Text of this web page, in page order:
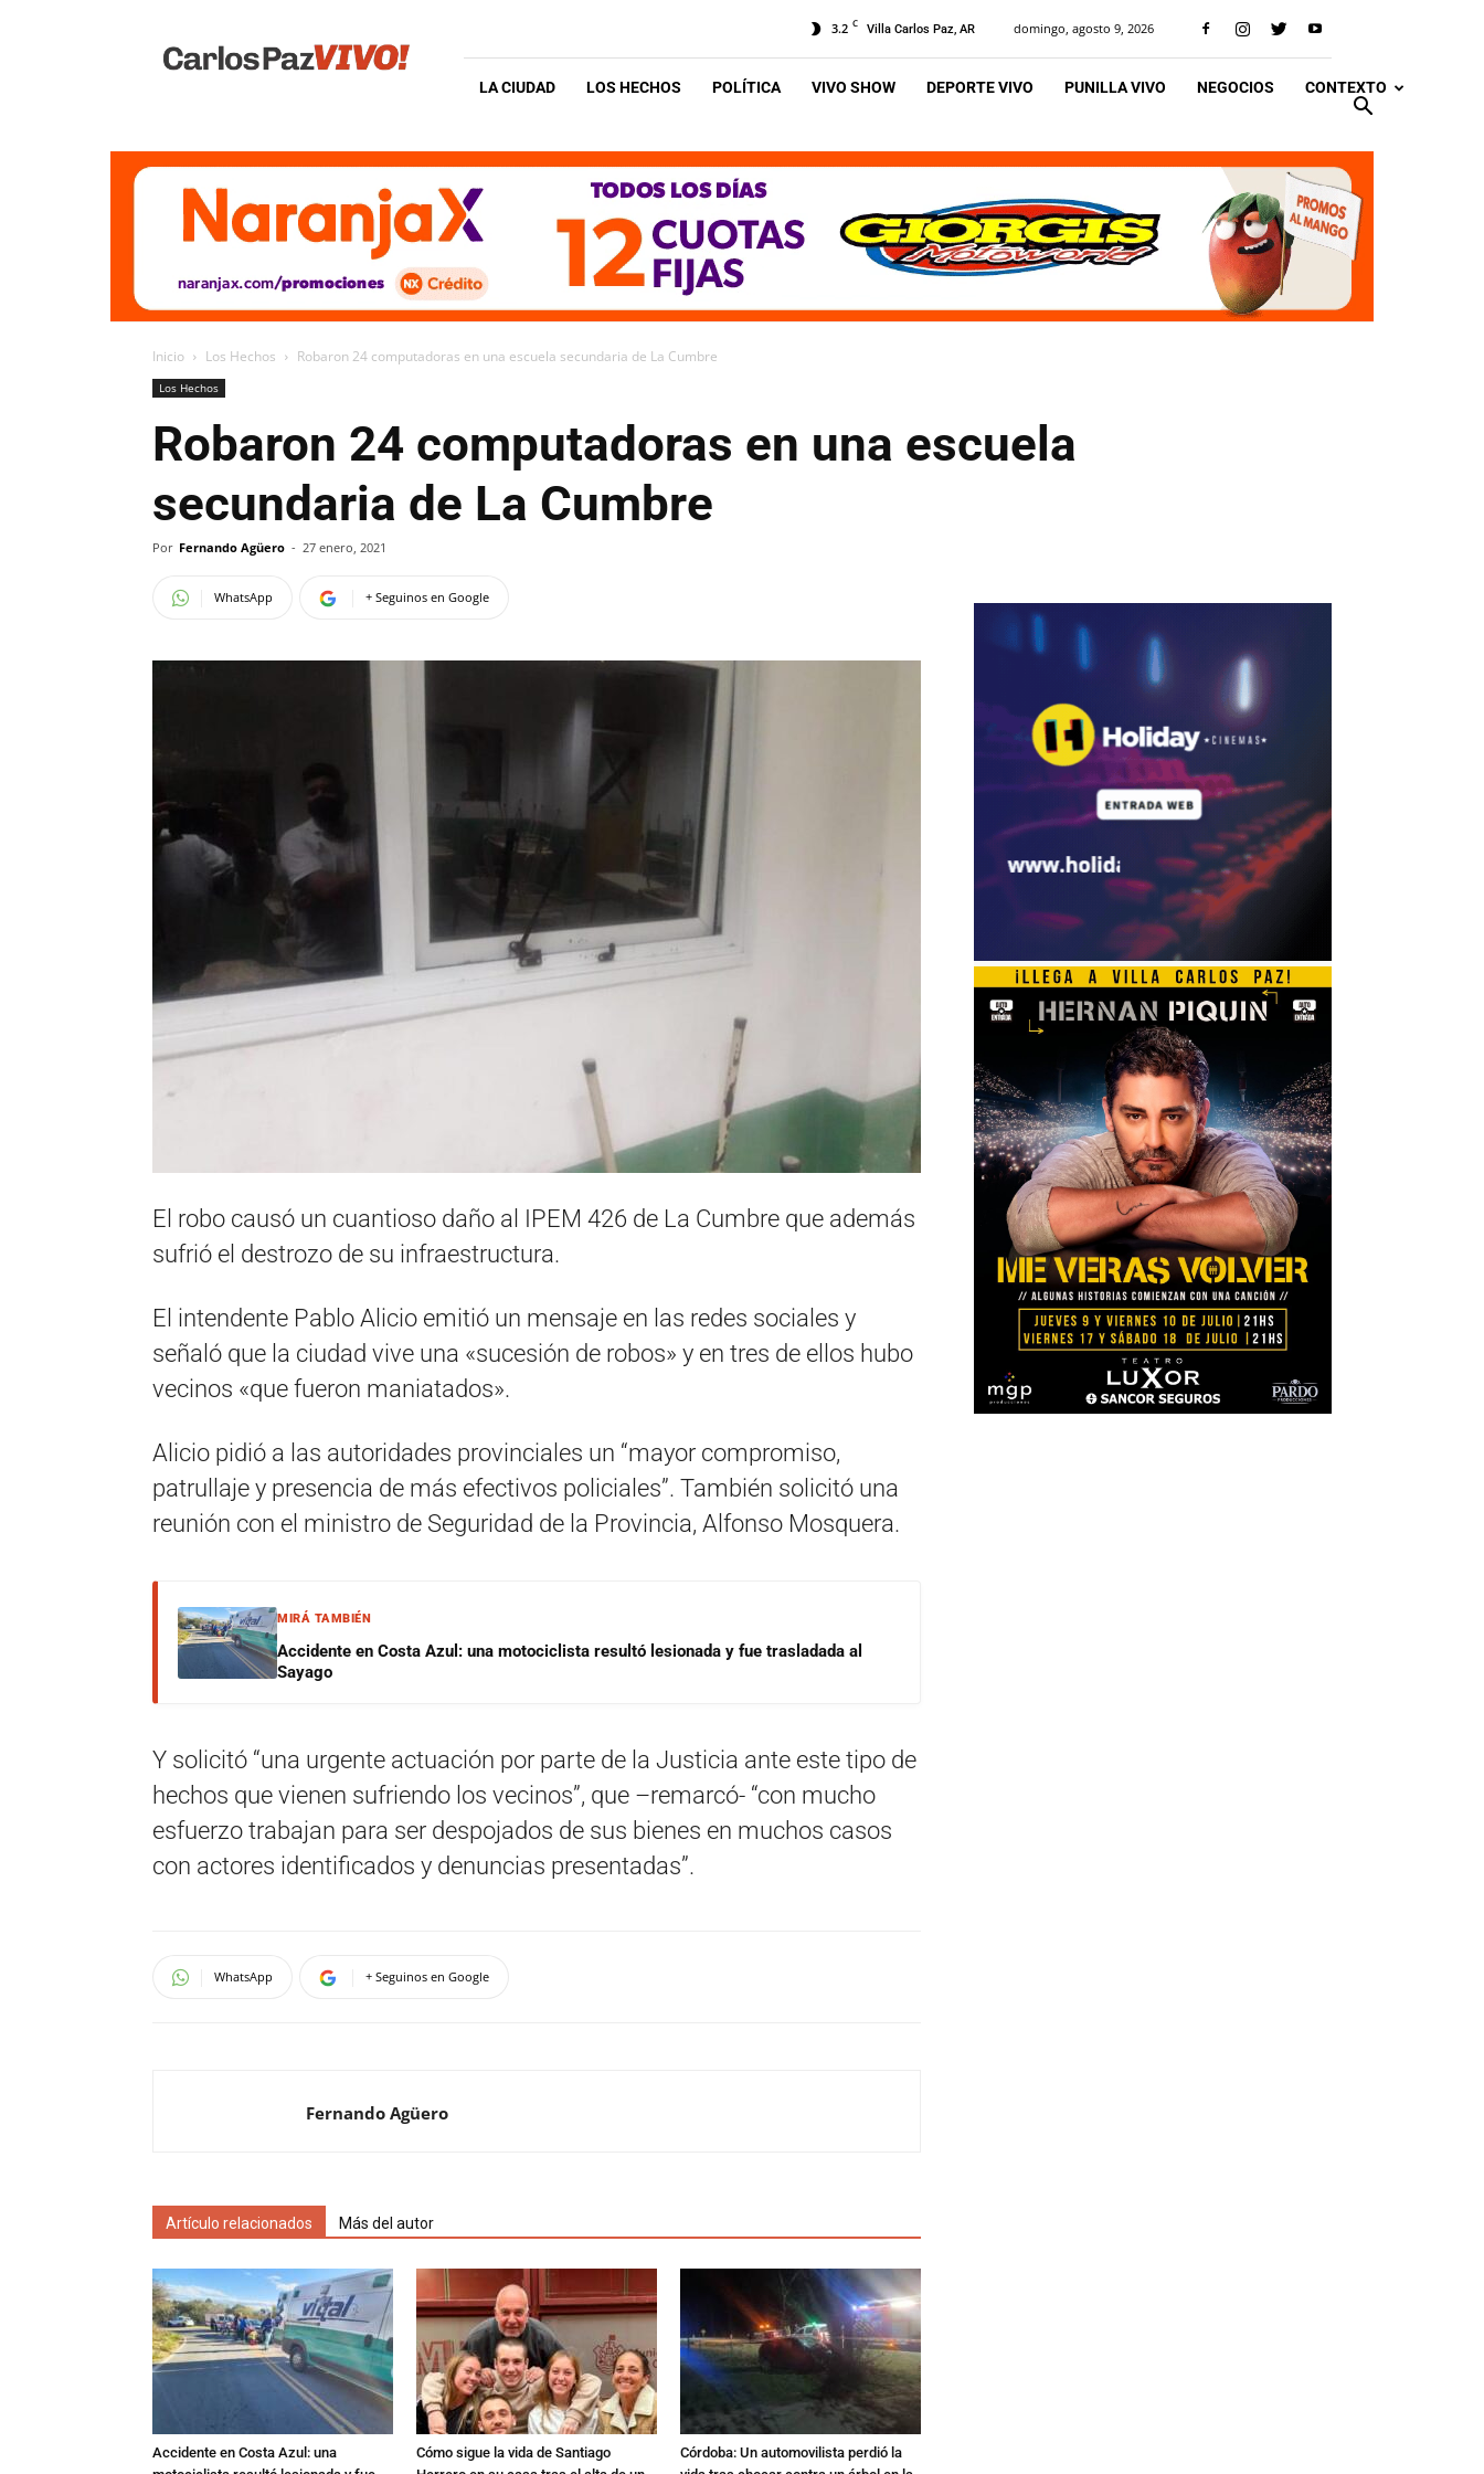
Vivo
3.2 C Villa Carlos Paz, AR domingo, agosto 9, 2026
LA CIUDAD LOS HECHOS POLÍTICA VIVO SHOW DEPORTE VIVO PUNILLA VIVO NEGOCIOS CONTEXTO
Inicio Los Hechos Robaron 24 computadoras en una escuela secundaria de La Cumbre
Los Hechos
Robaron 24 computadoras en una escuela
secundaria de La Cumbre
Por Fernando Agüero - 27 enero, 2021
WhatsApp + Seguinos en Google
El robo causó un cuantioso daño al IPEM 426 de La Cumbre que además
sufrió el destrozo de su infraestructura.
El intendente Pablo Alicio emitió un mensaje en las redes sociales y
señaló que la ciudad vive una «sucesión de robos» y en tres de ellos hubo
vecinos «que fueron maniatados».
Alicio pidió a las autoridades provinciales un “mayor compromiso,
patrullaje y presencia de más efectivos policiales”. También solicitó una
reunión con el ministro de Seguridad de la Provincia, Alfonso Mosquera.
MIRÁ TAMBIÉN
Accidente en Costa Azul: una motociclista resultó lesionada y fue trasladada al
Sayago
Y solicitó “una urgente actuación por parte de la Justicia ante este tipo de
hechos que vienen sufriendo los vecinos”, que –remarcó- “con mucho
esfuerzo trabajan para ser despojados de sus bienes en muchos casos
con actores identificados y denuncias presentadas”.
WhatsApp + Seguinos en Google
Fernando Agüero
Artículo relacionados Más del autor
Accidente en Costa Azul: una
Cómo sigue la vida de Santiago
Córdoba: Un automovilista perdió la